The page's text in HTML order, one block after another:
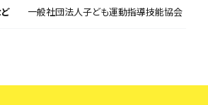
一般社団法人子ども運動指導技能協会